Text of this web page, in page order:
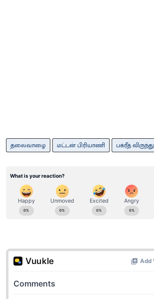
தலைவாழை மட்டன் பிரியாணி பக்ரீத் விருந்து